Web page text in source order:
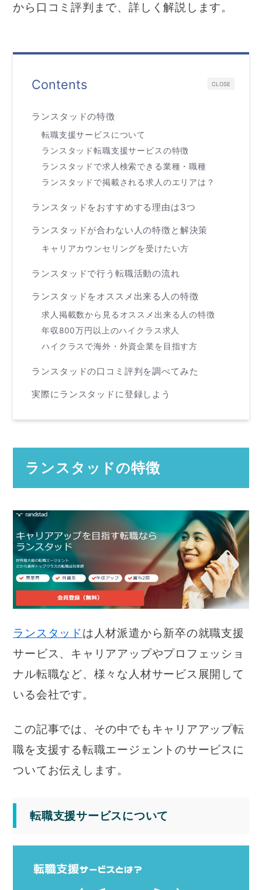
から口コミ評判まで、詳しく解説します。
CLOSE
Contents
ランスタッドの特徴
転職支援サービスについて
ランスタッド転職支援サービスの特徴
ランスタッドで求人検索できる業種・職種
ランスタッドで掲載される求人のエリアは？
ランスタッドをおすすめする理由は3つ
ランスタッドが合わない人の特徴と解決策
キャリアカウンセリングを受けたい方
ランスタッドで行う転職活動の流れ
ランスタッドをオススメ出来る人の特徴
求人掲載数から見るオススメ出来る人の特徴
年収800万円以上のハイクラス求人
ハイクラスで海外・外資企業を目指す方
ランスタッドの口コミ評判を調べてみた
実際にランスタッドに登録しよう
ランスタッドの特徴
ランスタッドは人材派遣から新卒の就職支援
サービス、キャリアアップやプロフェッショ
ナル転職など、様々な人材サービス展開して
いる会社です。
この記事では、その中でもキャリアアップ転
職を支援する転職エージェントのサービスに
ついてお伝えします。
転職支援サービスについて